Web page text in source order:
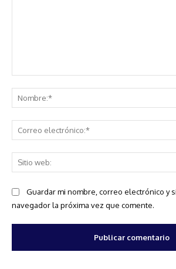
Guardar mi nombre, correo electrónico y
navegador la próxima vez que comente.